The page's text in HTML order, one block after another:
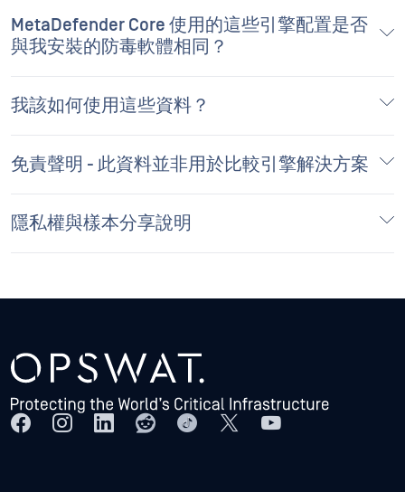
MetaDefender Core 使用的這些引擎配置是否
與我安裝的防毒軟體相同？
我該如何使用這些資料？
免責聲明 - 此資料並非用於比較引擎解決方案
隱私權與樣本分享說明